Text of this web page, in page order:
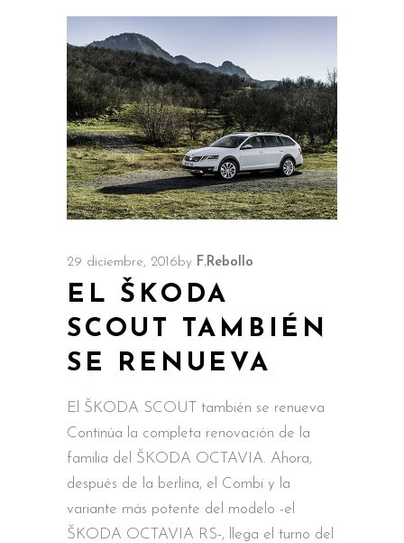
29 diciembre, 2016 by F.Rebollo
EL ŠKODA
SCOUT TAMBIÉN
SE RENUEVA
El ŠKODA SCOUT también se renueva
Continúa la completa renovación de la
familia del ŠKODA OCTAVIA. Ahora,
después de la berlina, el Combi y la
variante más potente del modelo -el
ŠKODA OCTAVIA RS-, llega el turno del